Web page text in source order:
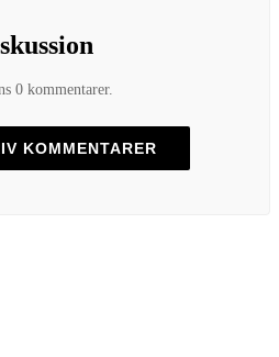
0 kommentarer.
KOMMENTARER